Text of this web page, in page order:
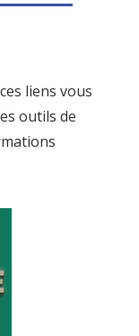
liens vous
outils de